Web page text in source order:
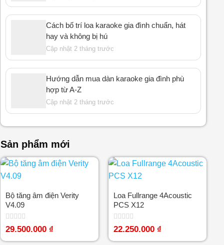
Cách bố trí loa karaoke gia đình chuẩn, hát
hay và không bị hú
Cập nhật 2 tháng trước
Hướng dẫn mua dàn karaoke gia đình phù
hợp từ A-Z
Cập nhật 2 tháng trước
Sản phẩm mới
Bộ tăng âm điện Verity
V4.09
Được
xếp
hạng
29.500.000 ₫
Loa Fullrange 4Acoustic
PCS X12
Được
xếp
hạng
22.250.000 ₫